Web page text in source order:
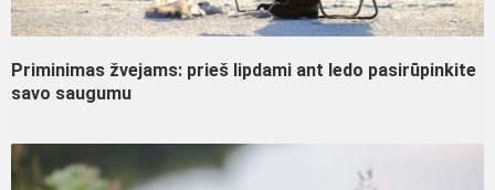
Priminimas žvejams: prieš lipdami ant ledo pasirūpinkite
savo saugumu